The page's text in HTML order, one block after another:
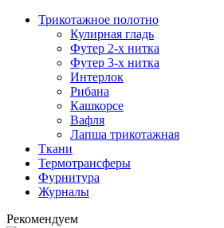
Трикотажное полотно
Кулирная гладь
Футер 2-х нитка
Футер 3-х нитка
Интерлок
Рибана
Кашкорсе
Вафля
Лапша трикотажная
Ткани
Термотрансферы
Фурнитура
Журналы
Рекомендуем